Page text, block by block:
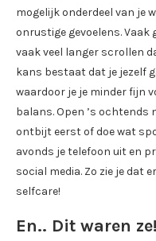
mogelijk onderdeel van je
onrustige gevoelens.
vaak veel langer scrollen
kans bestaat dat je jezelf
waardoor je je minder fijn
balans. Open ’s ochtends
ontbijt eerst of doe wat
avonds je telefoon uit en
social media. Zo zie je dat
selfcare!
En.. Dit waren